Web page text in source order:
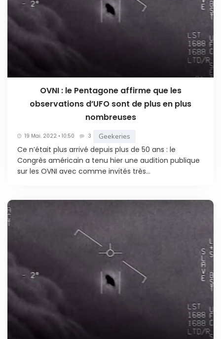
OVNI : le Pentagone affirme que les
observations d’UFO sont de plus en plus
nombreuses
19 Mai. 2022 • 10:50 3 Geekeries
Ce n’était plus arrivé depuis plus de 50 ans : le
Congrès américain a tenu hier une audition publique
sur les OVNI avec comme invités très...